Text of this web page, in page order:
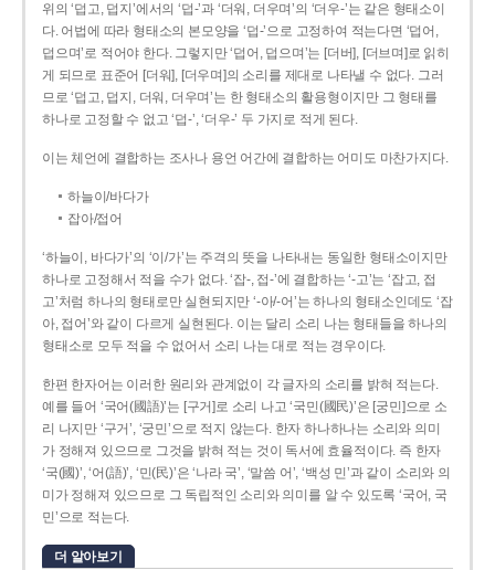
위의 ‘덥고, 덥지’에서의 ‘덥-­’과 ‘더워, 더우며’의 ‘더우-­’는 같은 형태소이
다. 어법에 따라 형태소의 본모양을 ‘덥-­’으로 고정하여 적는다면 ‘덥어,
덥으며’로 적어야 한다. 그렇지만 ‘덥어, 덥으며’는 [더버], [더브며]로 읽히
게 되므로 표준어 [더워], [더우며]의 소리를 제대로 나타낼 수 없다. 그러
므로 ‘덥고, 덥지, 더워, 더우며’는 한 형태소의 활용형이지만 그 형태를
하나로 고정할 수 없고 ‘덥-’, ‘더우-’ 두 가지로 적게 된다.
이는 체언에 결합하는 조사나 용언 어간에 결합하는 어미도 마찬가지다.
하늘이/바다가
잡아/접어
‘하늘이, 바다가’의 ‘이/가’는 주격의 뜻을 나타내는 동일한 형태소이지만
하나로 고정해서 적을 수가 없다. ‘잡-, 접-’에 결합하는 ‘-고’는 ‘잡고, 접
고’처럼 하나의 형태로만 실현되지만 ‘-아/-어’는 하나의 형태소인데도 ‘잡
아, 접어’와 같이 다르게 실현된다. 이는 달리 소리 나는 형태들을 하나의
형태소로 모두 적을 수 없어서 소리 나는 대로 적는 경우이다.
한편 한자어는 이러한 원리와 관계없이 각 글자의 소리를 밝혀 적는다.
예를 들어 ‘국어(國語)’는 [구거]로 소리 나고 ‘국민(國民)’은 [궁민]으로 소
리 나지만 ‘구거’, ‘궁민’으로 적지 않는다. 한자 하나하나는 소리와 의미
가 정해져 있으므로 그것을 밝혀 적는 것이 독서에 효율적이다. 즉 한자
‘국(國)’, ‘어(語)’, ‘민(民)’은 ‘나라 국’, ‘말씀 어’, ‘백성 민’과 같이 소리와 의
미가 정해져 있으므로 그 독립적인 소리와 의미를 알 수 있도록 ‘국어, 국
민’으로 적는다.
더 알아보기